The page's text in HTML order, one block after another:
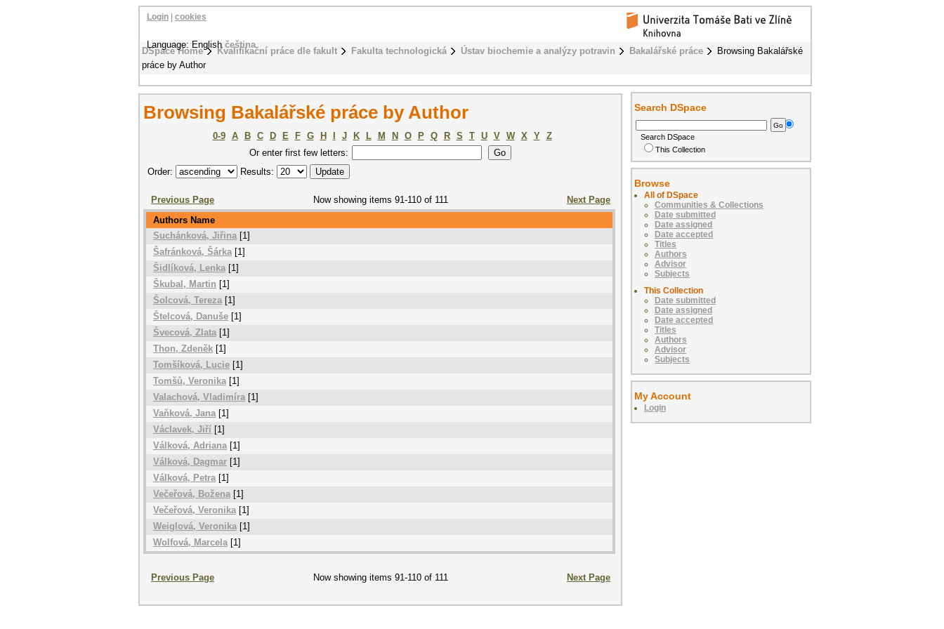
DSpace Home Kvalifikační práce dle fakult Fakulta technologická Ústav biochemie a analýzy potravin Bakalářské práce
Browsing Bakalářské
práce by Author
Login cookies
Language: Englishčeština
Browsing Bakalářské práce by Author
0-9 A B C D E F G H J K L M N O P Q R S T U V W X Y
Z
Or enter first few letters:
Order:
Results:
Previous Page Now showing items 91-110 of 111
Next Page
Authors Name
Suchánková, Jiřina [1]
Šafránková, Šárka[1]
Šidlíková, Lenka [1]
Škubal, Martin [1]
Šolcová, Tereza [1]
Štelcová, Danuše [1]
Švecová, Zlata [1]
Thon, Zdeněk [1]
Tomšíková, Lucie [1]
Tomšů, Veronika[1]
Valachová, Vladimíra [1]
Vaňková, Jana[1]
Václavek, Jiří [1]
Válková, Adriana[1]
Válková, Dagmar [1]
Válková, Petra[1]
Večeřová, Božena [1]
Večeřová, Veronika[1]
Weiglová, Veronika [1]
Wolfová, Marcela[1]
Previous Page Now showing items 91-110 of 111 Next Page
Search DSpace
Search DSpace
This Collection
Browse
All of DSpace
Communities & Collections
Date submitted
Date assigned
Date accepted
Titles
Authors
Advisor
Subjects
This Collection
Date submitted
Date assigned
Date accepted
Titles
Authors
Advisor
Subjects
My Account
Login